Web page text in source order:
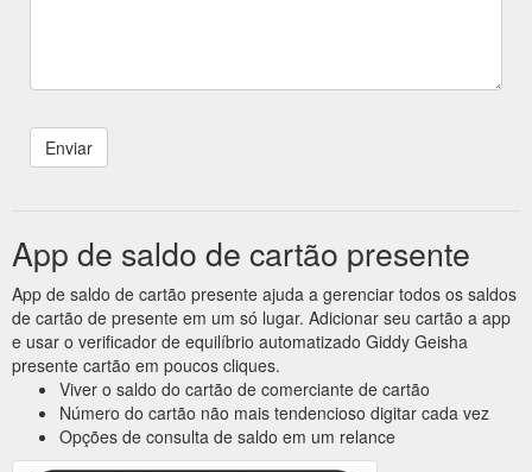
App de saldo de cartão presente
App de saldo de cartão presente ajuda a gerenciar todos os saldos
de cartão de presente em um só lugar. Adicionar seu cartão a app
e usar o verificador de equilíbrio automatizado Giddy Geisha
presente cartão em poucos cliques.
Viver o saldo do cartão de comerciante de cartão
Número do cartão não mais tendencioso digitar cada vez
Opções de consulta de saldo em um relance